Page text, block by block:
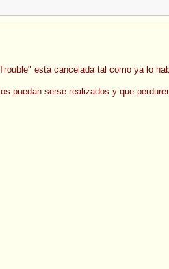
está cancelada tal como ya lo
puedan serse realizados y que